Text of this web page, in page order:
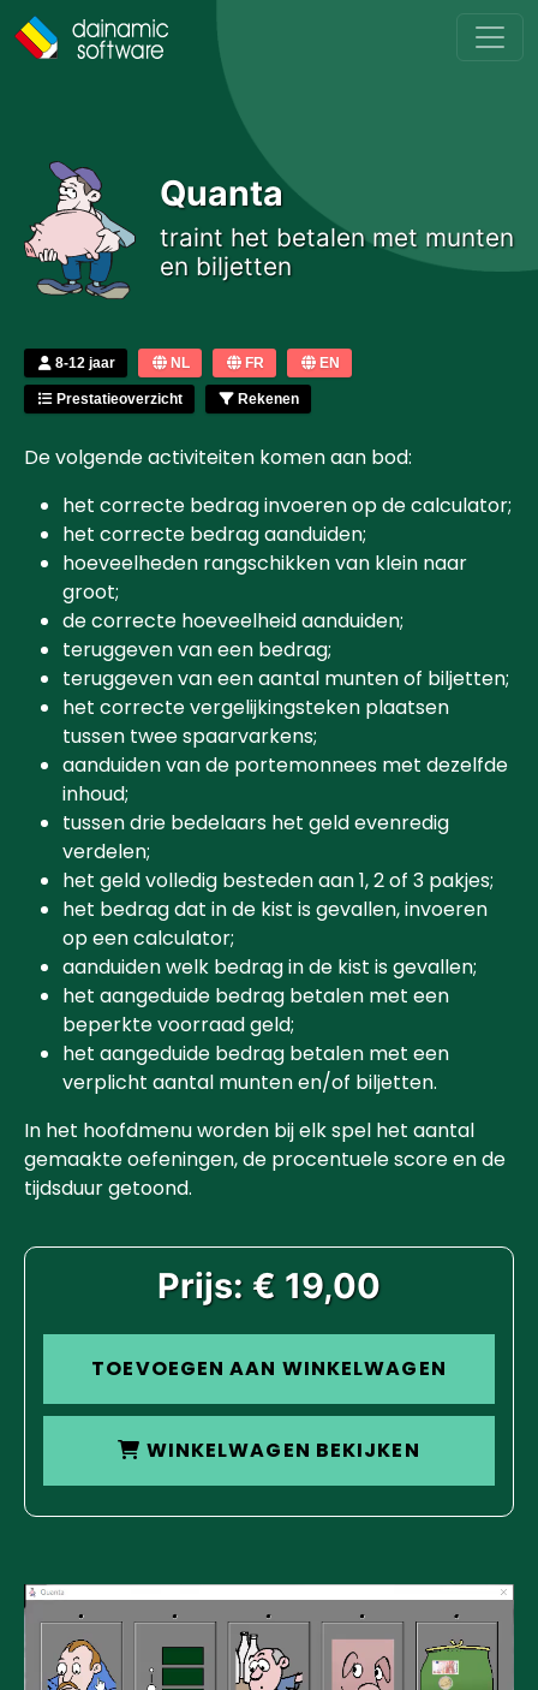
Skip to main content
Quanta
traint het betalen met munten
en biljetten
8-12 jaar NL FR EN
Prestatieoverzicht Rekenen
De volgende activiteiten komen aan bod:
het correcte bedrag invoeren op de calculator;
het correcte bedrag aanduiden;
hoeveelheden rangschikken van klein naar
groot;
de correcte hoeveelheid aanduiden;
teruggeven van een bedrag;
teruggeven van een aantal munten of biljetten;
het correcte vergelijkingsteken plaatsen
tussen twee spaarvarkens;
aanduiden van de portemonnees met dezelfde
inhoud;
tussen drie bedelaars het geld evenredig
verdelen;
het geld volledig besteden aan 1, 2 of 3 pakjes;
het bedrag dat in de kist is gevallen, invoeren
op een calculator;
aanduiden welk bedrag in de kist is gevallen;
het aangeduide bedrag betalen met een
beperkte voorraad geld;
het aangeduide bedrag betalen met een
verplicht aantal munten en/of biljetten.
In het hoofdmenu worden bij elk spel het aantal
gemaakte oefeningen, de procentuele score en de
tijdsduur getoond.
Prijs: € 19,00
TOEVOEGEN AAN WINKELWAGEN
WINKELWAGEN BEKIJKEN